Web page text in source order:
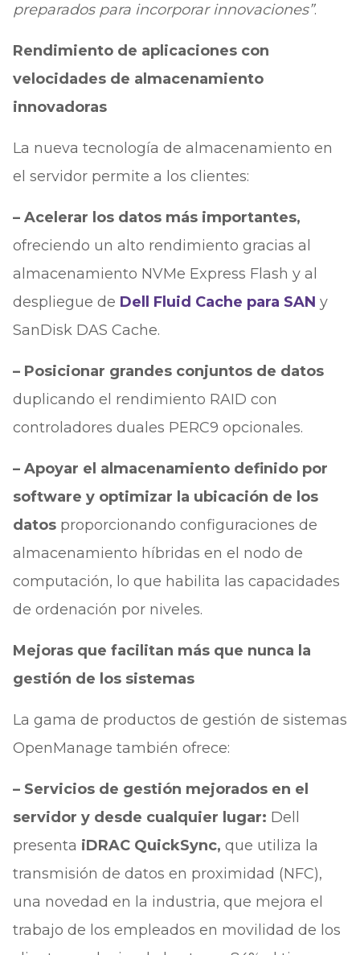
preparados para incorporar innovaciones”.
Rendimiento de aplicaciones con
velocidades de almacenamiento
innovadoras
La nueva tecnología de almacenamiento en
el servidor permite a los clientes:
– Acelerar los datos más importantes,
ofreciendo un alto rendimiento gracias al
almacenamiento NVMe Express Flash y al
despliegue de Dell Fluid Cache para SAN y
SanDisk DAS Cache.
– Posicionar grandes conjuntos de datos
duplicando el rendimiento RAID con
controladores duales PERC9 opcionales.
– Apoyar el almacenamiento definido por
software y optimizar la ubicación de los
datosproporcionando configuraciones de
almacenamiento híbridas en el nodo de
computación, lo que habilita las capacidades
de ordenación por niveles.
Mejoras que facilitan más que nunca la
gestión de los sistemas
La gama de productos de gestión de sistemas
OpenManage también ofrece:
– Servicios de gestión mejorados en el
servidor y desde cualquier lugar: Dell
presenta iDRAC QuickSync, que utiliza la
transmisión de datos en proximidad (NFC),
una novedad en la industria, que mejora el
trabajo de los empleados en movilidad de los